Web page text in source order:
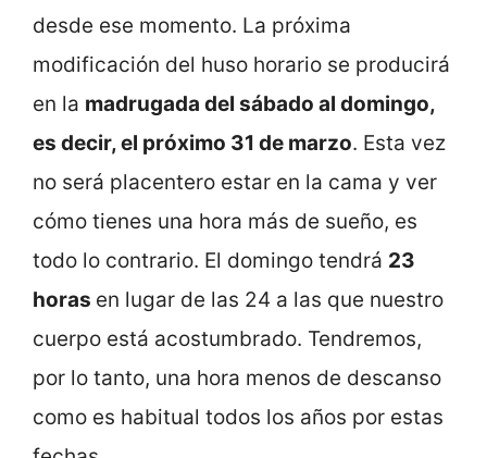
desde ese momento. La próxima
modificación del huso horario se producirá
en la madrugada del sábado al domingo,
es decir, el próximo 31 de marzo. Esta vez
no será placentero estar en la cama y ver
cómo tienes una hora más de sueño, es
todo lo contrario. El domingo tendrá 23
horas en lugar de las 24 a las que nuestro
cuerpo está acostumbrado. Tendremos,
por lo tanto, una hora menos de descanso
como es habitual todos los años por estas